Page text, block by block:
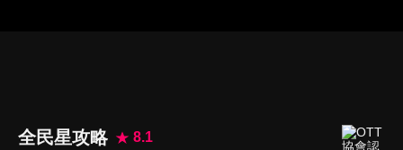
全民星攻略
8.1